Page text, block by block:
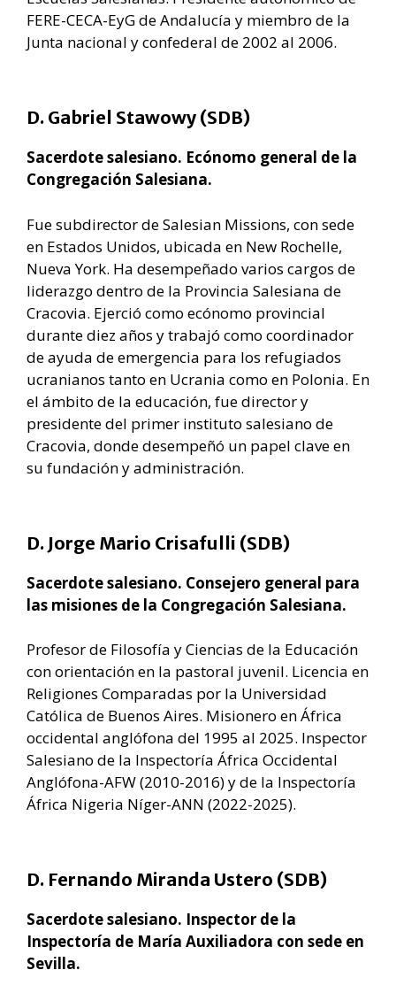
FERE-CECA-EyG de Andalucía y miembro de la
Junta nacional y confederal de 2002 al 2006.
D. Gabriel Stawowy (SDB)
Sacerdote salesiano. Ecónomo general de la
Congregación Salesiana.
Fue subdirector de Salesian Missions, con sede
en Estados Unidos, ubicada en New Rochelle,
Nueva York. Ha desempeñado varios cargos de
liderazgo dentro de la Provincia Salesiana de
Cracovia. Ejerció como ecónomo provincial
durante diez años y trabajó como coordinador
de ayuda de emergencia para los refugiados
ucranianos tanto en Ucrania como en Polonia. En
el ámbito de la educación, fue director y
presidente del primer instituto salesiano de
Cracovia, donde desempeñó un papel clave en
su fundación y administración.
D. Jorge Mario Crisafulli (SDB)
Sacerdote salesiano. Consejero general para
las misiones de la Congregación Salesiana.
Profesor de Filosofía y Ciencias de la Educación
con orientación en la pastoral juvenil. Licencia en
Religiones Comparadas por la Universidad
Católica de Buenos Aires. Misionero en África
occidental anglófona del 1995 al 2025. Inspector
Salesiano de la Inspectoría África Occidental
Anglófona-AFW (2010-2016) y de la Inspectoría
África Nigeria Níger-ANN (2022-2025).
D. Fernando Miranda Ustero (SDB)
Sacerdote salesiano. Inspector de la
Inspectoría de María Auxiliadora con sede en
Sevilla.